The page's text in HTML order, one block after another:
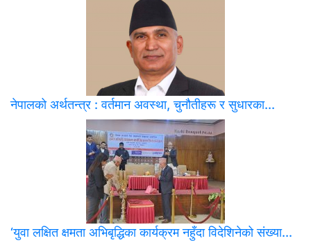
नेपालको अर्थतन्त्र : वर्तमान अवस्था, चुनौतीहरू र सुधारका...
‘युवा लक्षित क्षमता अभिबृद्धिका कार्यक्रम नहुँदा विदेशिनेको संख्या...